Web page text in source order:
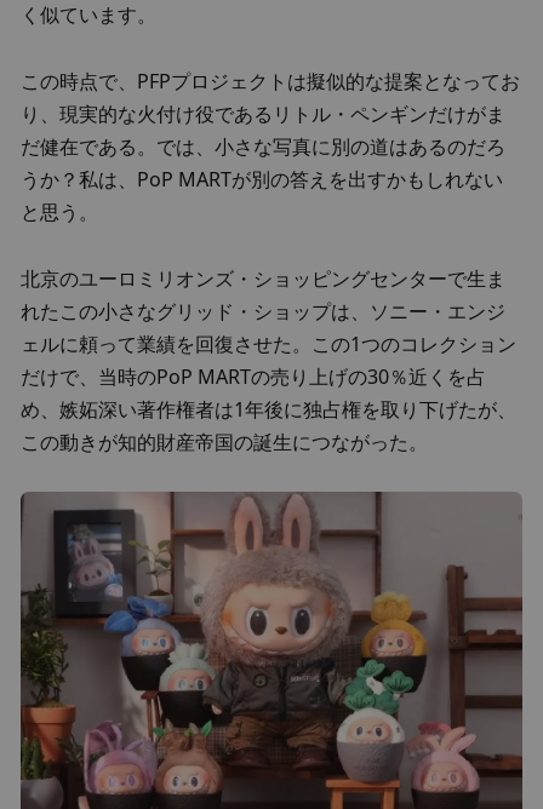
く似ています。
この時点で、PFPプロジェクトは擬似的な提案となってお
り、現実的な火付け役であるリトル・ペンギンだけがま
だ健在である。では、小さな写真に別の道はあるのだろ
うか？私は、PoP MARTが別の答えを出すかもしれない
と思う。
北京のユーロミリオンズ・ショッピングセンターで生ま
れたこの小さなグリッド・ショップは、ソニー・エンジ
ェルに頼って業績を回復させた。この1つのコレクション
だけで、当時のPoP MARTの売り上げの30％近くを占
め、嫉妬深い著作権者は1年後に独占権を取り下げたが、
この動きが知的財産帝国の誕生につながった。